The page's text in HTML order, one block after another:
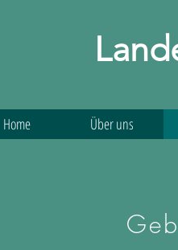
Home Über uns